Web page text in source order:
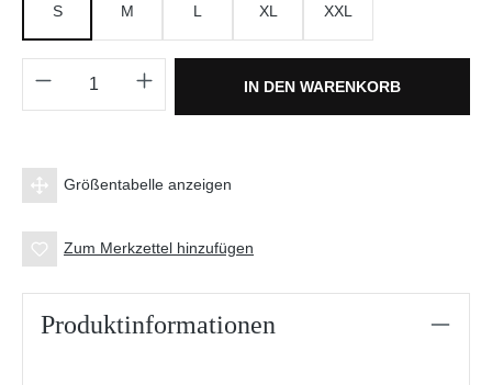
S M L XL XXL
Produkt Anzahl: Gib den gewünschten
IN DEN WARENKORB
Größentabelle anzeigen
Zum Merkzettel hinzufügen
Produktinformationen